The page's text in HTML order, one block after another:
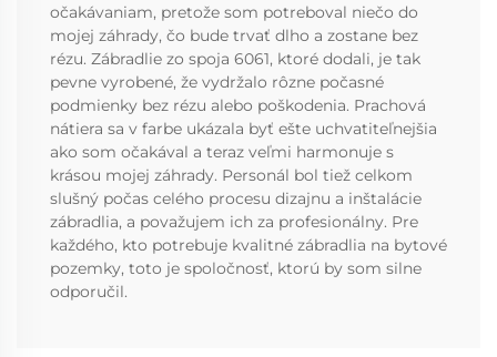
očakávaniam, pretože som potreboval niečo do
mojej záhrady, čo bude trvať dlho a zostane bez
rézu. Zábradlie zo spoja 6061, ktoré dodali, je tak
pevne vyrobené, že vydržalo rôzne počasné
podmienky bez rézu alebo poškodenia. Prachová
nátiera sa v farbe ukázala byť ešte uchvatiteľnejšia
ako som očakával a teraz veľmi harmonuje s
krásou mojej záhrady. Personál bol tiež celkom
slušný počas celého procesu dizajnu a inštalácie
zábradlia, a považujem ich za profesionálny. Pre
každého, kto potrebuje kvalitné zábradlia na bytové
pozemky, toto je spoločnosť, ktorú by som silne
odporučil.